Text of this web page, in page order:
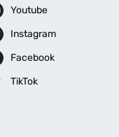
Youtube
Instagram
Facebook
TikTok